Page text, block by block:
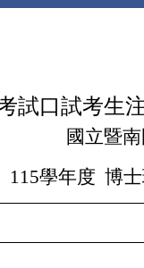
試口試考生
國立暨
115學年度 博